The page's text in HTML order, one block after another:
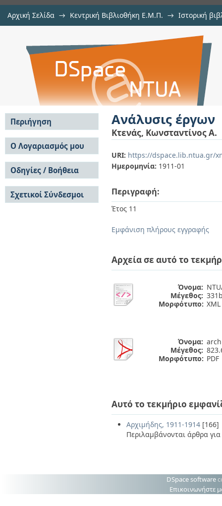
Αρχική Σελίδα → Κεντρική Βιβλιοθήκη Ε.Μ.Π. → Ιστορική
Ανάλυσις έργων
Κτενάς, Κωνσταντίνος Α.
URI: https://dspace.lib.ntua.gr/
Ημερομηνία: 1911-01
Περιγραφή:
Έτος 11
Εμφάνιση πλήρους εγγραφής
Αρχεία σε αυτό το
Όνομα:
Μέγεθος:
Μορφότυπο: XML
Όνομα:
Μέγεθος:
Μορφότυπο: PDF
Αυτό το τεκμήριο
Αρχιμήδης, 1911-1914 [166]
Περιλαμβάνονται άρθρα
Περιήγηση
Σε όλο το DSpace
Κοινότητες & Συλλογές
Ανά Ημερομηνία
Έκδοσης
Συγγραφείς
Τίτλοι
Θέματα
Ο Λογαριασμός μου
Σύνδεση
Εγγραφή
Οδηγίες / Βοήθεια
Οδηγίες Υποβολής
Οδηγίες Χρήσης ΙΑ
Συχνές Ερωτήσεις
Σχετικοί Σύνδεσμοι
DSpace software
Επικοινωνήστε